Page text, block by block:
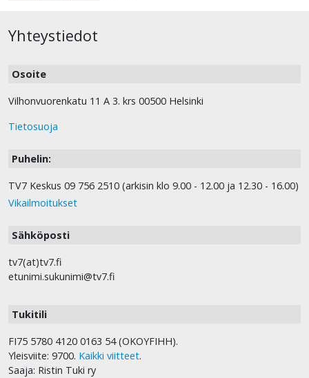
Yhteystiedot
Osoite
Vilhonvuorenkatu 11 A 3. krs 00500 Helsinki
Tietosuoja
Puhelin:
TV7 Keskus 09 756 2510 (arkisin klo 9.00 - 12.00 ja 12.30 - 16.00)
Vikailmoitukset
Sähköposti
tv7(at)tv7.fi
etunimi.sukunimi@tv7.fi
Tukitili
FI75 5780 4120 0163 54 (OKOYFIHH).
Yleisviite: 9700. Kaikki viitteet.
Saaja: Ristin Tuki ry